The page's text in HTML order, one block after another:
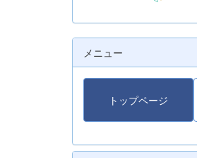
メニュー
トップページ